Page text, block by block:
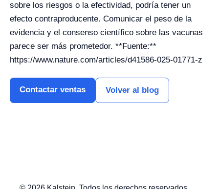
sobre los riesgos o la efectividad, podría tener un
efecto contraproducente. Comunicar el peso de la
evidencia y el consenso científico sobre las vacunas
parece ser más prometedor. **Fuente:**
https://www.nature.com/articles/d41586-025-01771-z
Contactar ventas Volver al blog